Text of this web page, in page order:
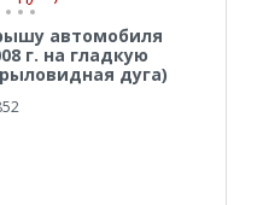
автомобиля
г. на гладкую
дуга)